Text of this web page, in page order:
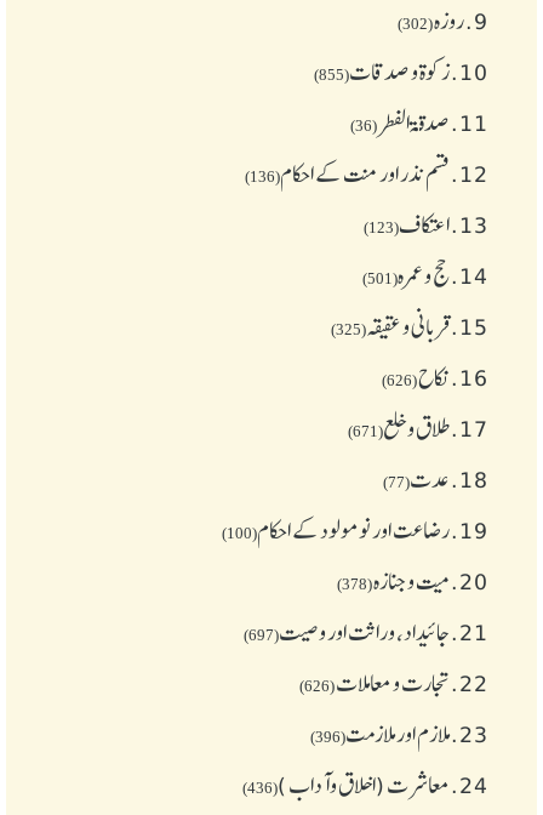
9. روزہ(302)
10. زکوة و صدقات(855)
11. صدقۃ الفطر (36)
12. قسم نذر اور منت کے احکام(136)
13. اعتکاف(123)
14. حج و عمرہ(501)
15. قربانی و عقیقہ(325)
16. نکاح(626)
17. طلاق و خلع(671)
18. عدت(77)
19. رضاعت اور نومولود کے احکام(100)
20. میت و جنازہ(378)
21. جائیداد، وراثت اور وصیت(697)
22. تجارت و معاملات(626)
23. ملازم اور ملازمت(396)
24. معاشرت (اخلاق وآداب )(436)